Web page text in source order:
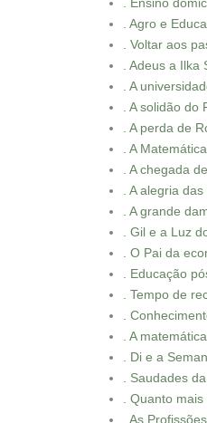
. Agro e
. Voltar aos
. Adeus a Ilka
. A
. A solidão do
. A perda de
. A
. A chegada
. A alegria
. A grande
. Gil e a Luz
. O Pai da
. Educação
. Tempo de
.
. A
. Di e a
. Saudades
. Quanto
. As